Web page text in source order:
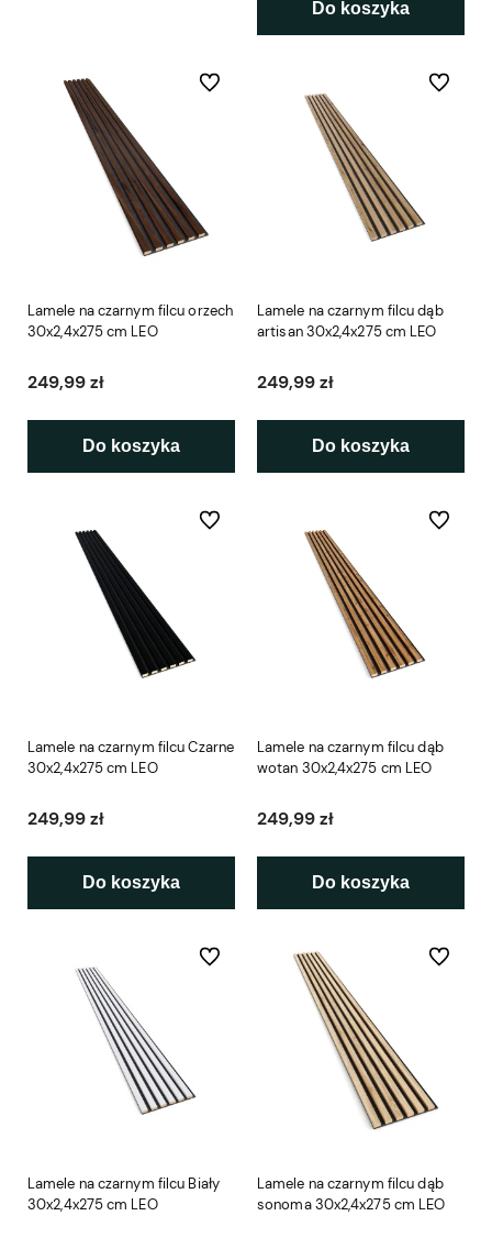
Do koszyka
Lamele na czarnym filcu orzech
30x2,4x275 cm LEO
249,99 zł
Do koszyka
Do ulubionych
Lamele na czarnym filcu dąb
artisan 30x2,4x275 cm LEO
249,99 zł
Do koszyka
Do
Lamele na czarnym filcu Czarne
30x2,4x275 cm LEO
249,99 zł
Do koszyka
Do ulubionych
Lamele na czarnym filcu dąb
wotan 30x2,4x275 cm LEO
249,99 zł
Do koszyka
Do
Lamele na czarnym filcu Biały
30x2,4x275 cm LEO
Do ulubionych
Lamele na czarnym filcu dąb
sonoma 30x2,4x275 cm LEO
Do